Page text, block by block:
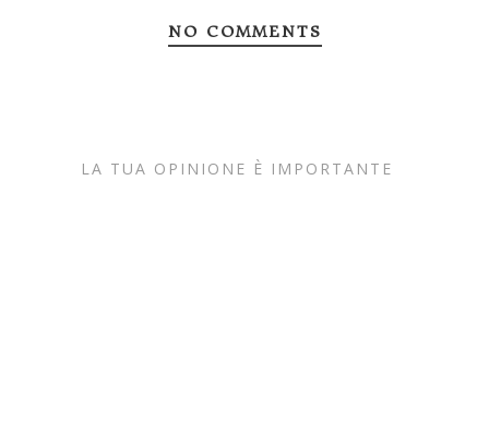
NO COMMENTS
LA TUA OPINIONE È IMPORTANTE